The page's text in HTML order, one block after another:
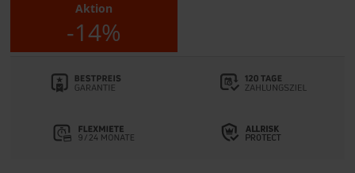
Aktion
-14%